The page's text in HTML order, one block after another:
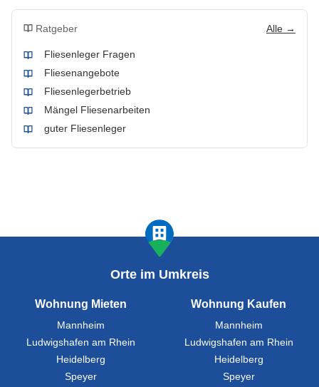
Ratgeber Alle →
Fliesenleger Fragen
Fliesenangebote
Fliesenlegerbetrieb
Mängel Fliesenarbeiten
guter Fliesenleger
Orte im Umkreis
Wohnung Mieten
Mannheim
Ludwigshafen am Rhein
Heidelberg
Speyer
Wohnung Kaufen
Mannheim
Ludwigshafen am Rhein
Heidelberg
Speyer